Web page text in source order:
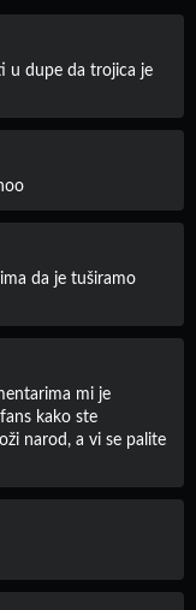
u dupe da trojica je
da je tuširamo
mi je
kako ste
narod, a vi se palite